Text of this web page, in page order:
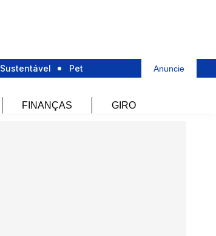
Sustentável Pet Anuncie
FINANÇAS GIRO